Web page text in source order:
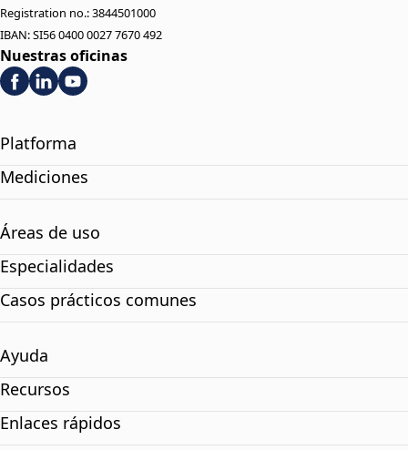
Registration no.: 3844501000
IBAN: SI56 0400 0027 7670 492
Nuestras oficinas
Platforma
Mediciones
Áreas de uso
Especialidades
Casos prácticos comunes
Ayuda
Recursos
Enlaces rápidos